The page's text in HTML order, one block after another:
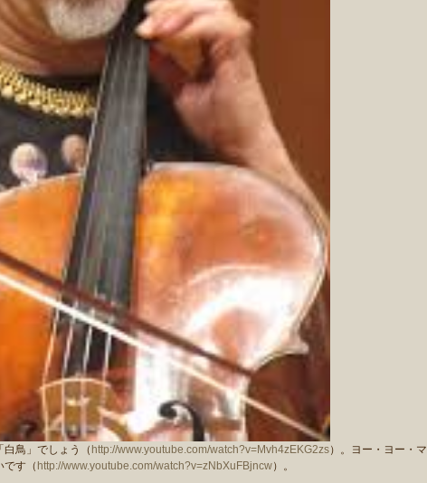
鳥」でしょう（ http://www.youtube.com/watch?v=Mvh4zEKG2zs）。ヨー・ヨー・マ
です（ http://www.youtube.com/watch?v=zNbXuFBjncw）。